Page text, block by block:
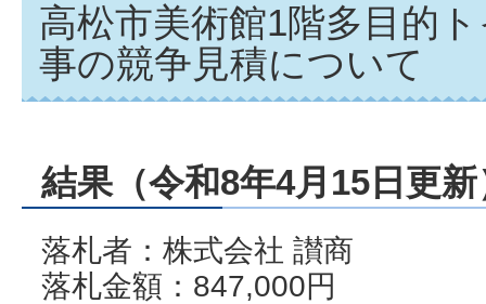
高松市美術館1階多目的
事の競争見積について
結果（令和8年4月15日更新
落札者：株式会社 讃商
落札金額：847,000円